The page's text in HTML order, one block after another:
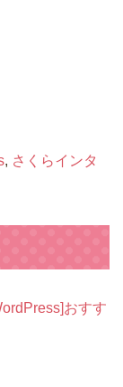
, さくらインタ
おすす